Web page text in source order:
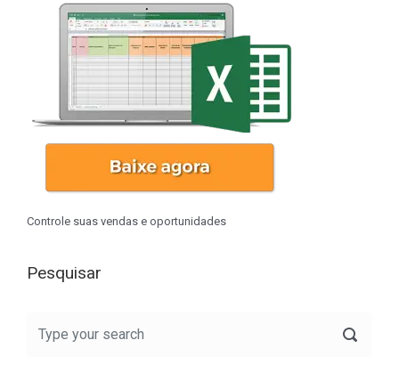
Controle suas vendas e oportunidades
Pesquisar